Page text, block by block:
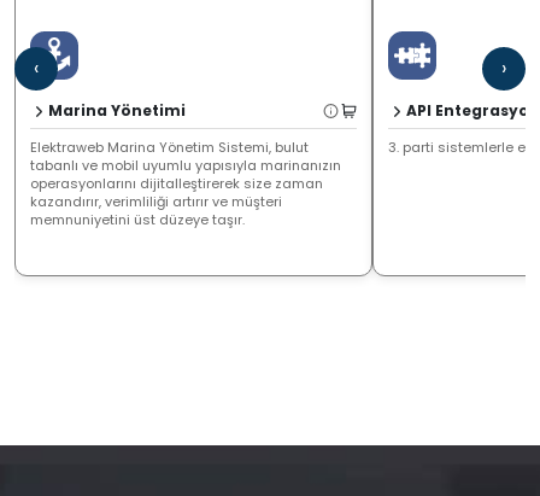
‹
Marina Yönetimi
Elektraweb Marina Yönetim Sistemi, bulut
tabanlı ve mobil uyumlu yapısıyla marinanızın
operasyonlarını dijitalleştirerek size zaman
kazandırır, verimliliği artırır ve müşteri
memnuniyetini üst düzeye taşır.
API
3. parti sistemlerle
›